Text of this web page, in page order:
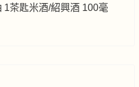
1茶匙米酒/紹興酒 100毫